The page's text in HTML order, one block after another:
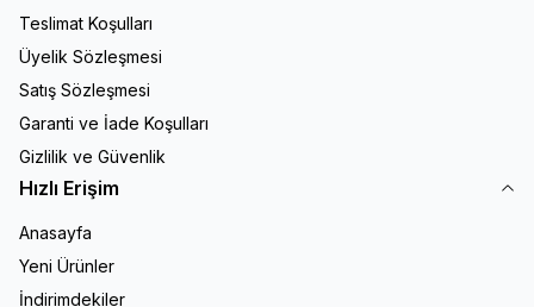
Teslimat Koşulları
Üyelik Sözleşmesi
Satış Sözleşmesi
Garanti ve İade Koşulları
Gizlilik ve Güvenlik
Hızlı Erişim
Anasayfa
Yeni Ürünler
İndirimdekiler